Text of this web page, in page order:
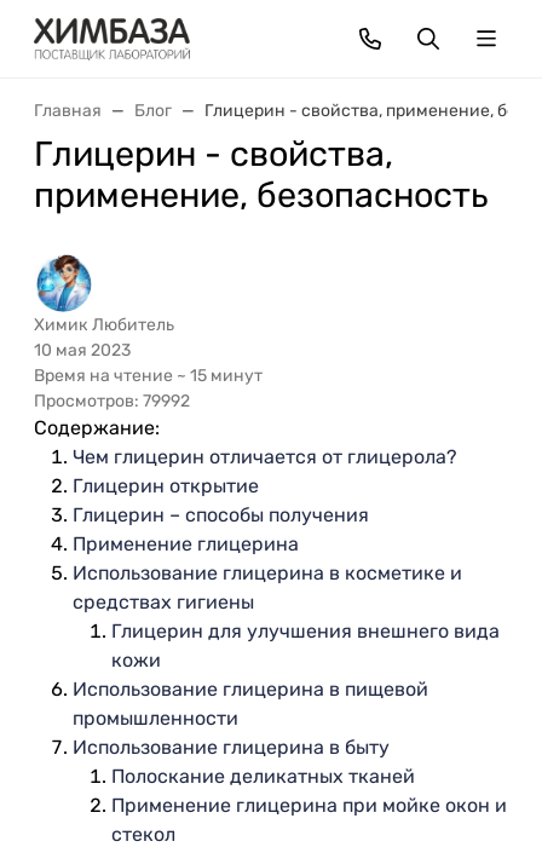
Главная Блог Глицерин - свойства, применение,
Глицерин - свойства,
применение, безопасность
Химик Любитель
10 мая 2023
Время на чтение ~ 15 минут
Просмотров: 79992
Содержание:
Чем глицерин отличается от глицерола?
Глицерин открытие
Глицерин – способы получения
Применение глицерина
Использование глицерина в косметике и
средствах гигиены
Глицерин для улучшения внешнего вида
кожи
Использование глицерина в пищевой
промышленности
Использование глицерина в быту
Полоскание деликатных тканей
Применение глицерина при мойке окон и
стекол